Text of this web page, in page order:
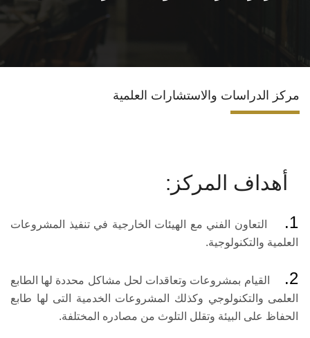
مركز الدراسات والاستشارات العلمية
أهداف المركز :
1.
التعاون الفني مع الهيئات الخارجية في تنفيذ المشروعات
العلمية والتكنولوجية.
2.
القيام بمشروعات وتعاقدات لحل مشاكل محددة لها الطابع
العلمى والتكنولوجي وكذلك المشروعات الخدمية التى لها طابع
الحفاظ على البيئة وتقلل التلوث من مصادره المختلفة.